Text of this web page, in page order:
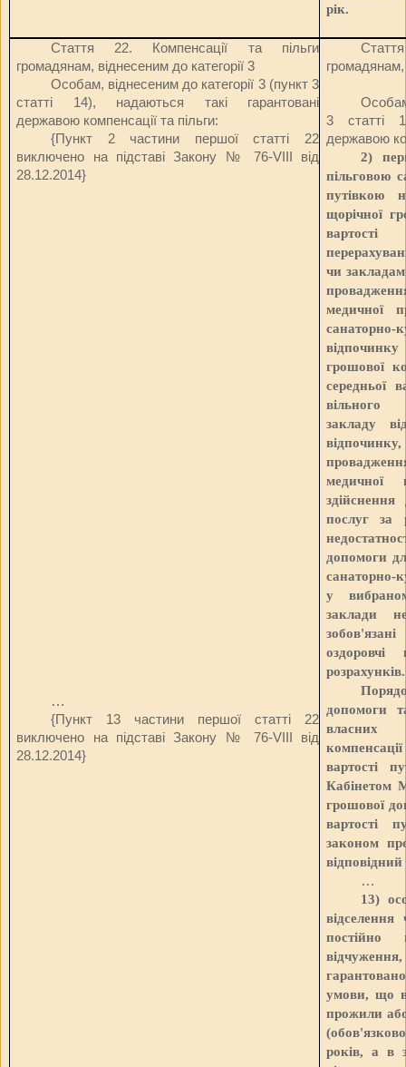
рік.
Стаття 22. Компенсації та пільги
громадянам, віднесеним до категорії 3
Особам, віднесеним до категорії 3 (пункт 3
статті 14), надаються такі гарантовані
державою компенсації та пільги:
{Пункт 2 частини першої статті 22
виключено на підставі Закону
№ 76-VIII від
28.12.2014}
…
{Пункт 13 частини першої статті 22
виключено на підставі Закону
№ 76-VIII від
28.12.2014}
громадянам,
3 статті
державою
2)
пільговою
путівкою
щорічної
вартості
чи
медичної
грошової
середньої
вільного
закладу
послуг за
допомоги
санаторно-
у
заклади
оздоровчі
розрахунків.
допомоги
власних
вартості
Кабінетом
грошової
вартості
законом
відповідний
…
13)
відселення
постійно
умови, що
прожили
років, а в